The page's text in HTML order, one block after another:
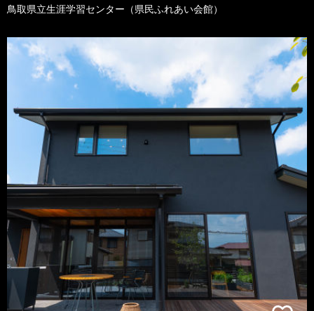
鳥取県立生涯学習センター（県民ふれあい会館）